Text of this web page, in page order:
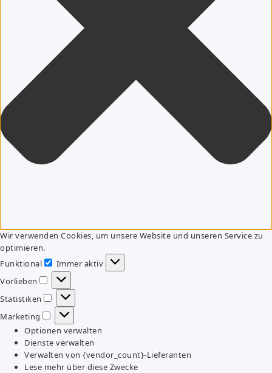
Wir verwenden Cookies, um unsere Website und unseren Service zu
optimieren.
Funktional
Funktional
Immer aktiv
Vorlieben
Vorlieben
Statistiken
Statistiken
Marketing
Marketing
Optionen verwalten
Dienste verwalten
Verwalten von {vendor_count}-Lieferanten
Lese mehr über diese Zwecke